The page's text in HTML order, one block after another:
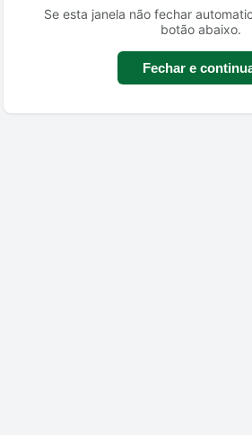
Se esta janela não fechar
botão abaixo.
Fechar e